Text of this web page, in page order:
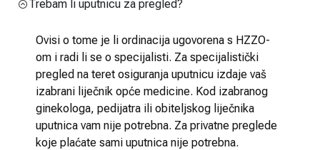
Trebam li uputnicu za pregled?
Ovisi o tome je li ordinacija ugovorena s HZZO-
om i radi li se o specijalisti. Za specijalistički
pregled na teret osiguranja uputnicu izdaje vaš
izabrani liječnik opće medicine. Kod izabranog
ginekologa, pedijatra ili obiteljskog liječnika
uputnica vam nije potrebna. Za privatne preglede
koje plaćate sami uputnica nije potrebna.